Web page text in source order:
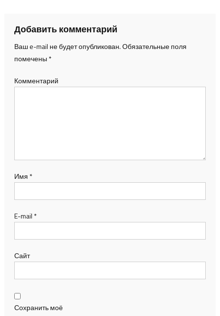
Добавить комментарий
Ваш e-mail не будет опубликован.Обязательные поля
помечены *
Комментарий
Имя *
E-mail *
Сайт
Сохранить моё